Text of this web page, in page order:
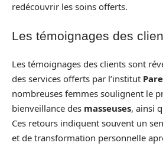
redécouvrir les soins offerts.
Les témoignages des
Les témoignages des clients sont
des services offerts par l’institut
nombreuses femmes soulignent le
bienveillance des masseuses, ainsi
Ces retours indiquent souvent un
et de transformation personnelle